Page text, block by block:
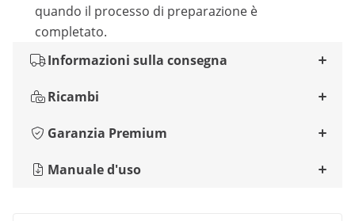
quando il processo di preparazione è
completato.
Informazioni sulla consegna
Ricambi
Garanzia Premium
Manuale d'uso